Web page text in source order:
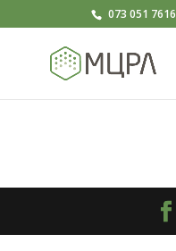
073 051 7616